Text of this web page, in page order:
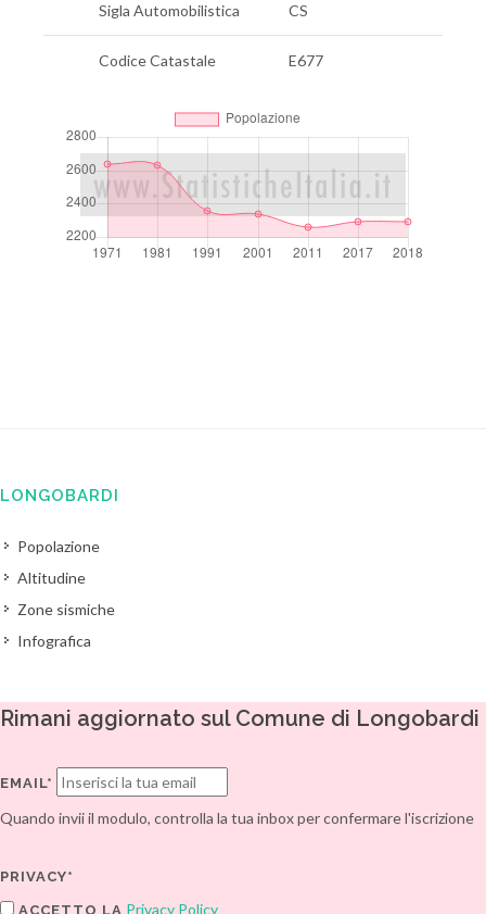
Sigla Automobilistica CS
Codice Catastale E677
LONGOBARDI
Popolazione
Altitudine
Zone sismiche
Infografica
Rimani aggiornato sul Comune di Longobardi
EMAIL*
Quando invii il modulo, controlla la tua inbox per confermare l'iscrizione
PRIVACY*
ACCETTO LA Privacy Policy